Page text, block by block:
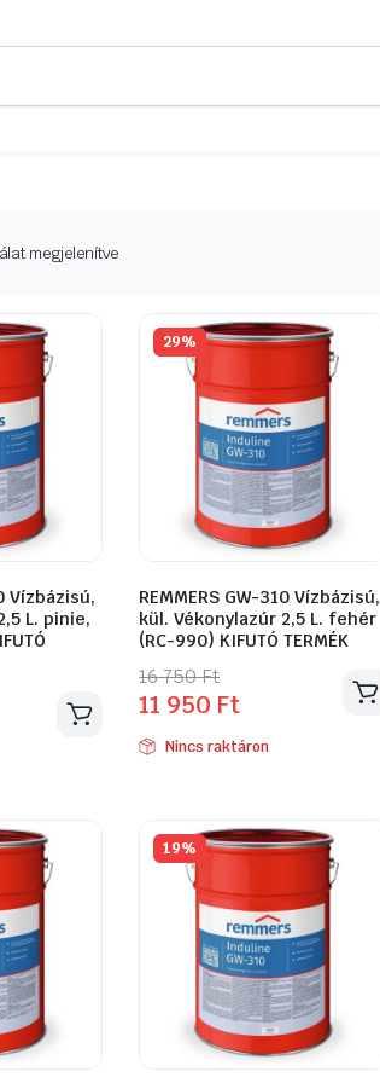
megjelenítveSorted
Vízbázisú,
L. pinie,
29%
REMMERS GW-310 Vízbázisú,
kül. Vékonylazúr 2,5 L. fehér
(RC-990) KIFUTÓ TERMÉK
16 750Ft
Original
price
was:
11 950 Ft
Current
price
is: Nincs raktáron
19%